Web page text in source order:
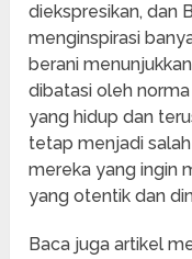
diekspresikan, dan
menginspirasi
berani
dibatasi oleh
yang hidup dan
tetap menjadi
mereka yang ingin
yang otentik dan
Baca juga artikel